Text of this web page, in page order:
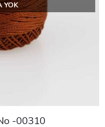
YOK
-00310